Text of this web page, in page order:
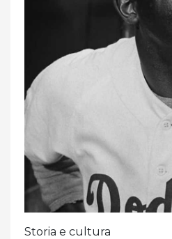
Storia e cultura